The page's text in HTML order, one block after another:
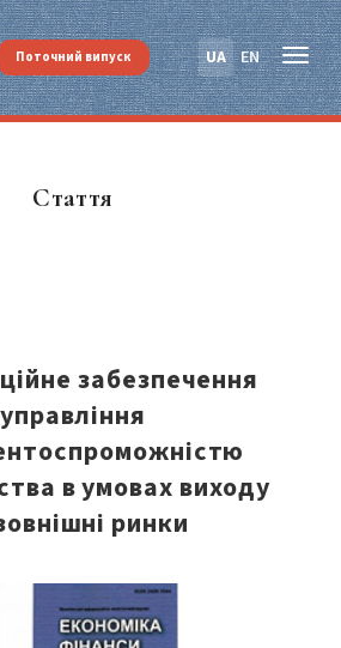
UA EN
Поточний випуск
Стаття
забезпечення
управління
в умовах виходу
ринки